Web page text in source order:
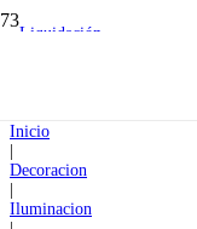
Inicio
Decoracion
Iluminacion
Liquidación